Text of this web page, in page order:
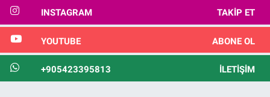
INSTAGRAM TAKIP ET
YOUTUBE ABONE OL
+905423395813 İLETIŞIM